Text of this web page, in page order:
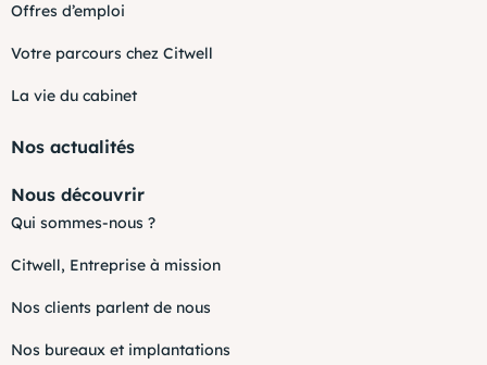
Offres d’emploi
Votre parcours chez Citwell
La vie du cabinet
Nos actualités
Nous découvrir
Qui sommes-nous ?
Citwell, Entreprise à mission
Nos clients parlent de nous
Nos bureaux et implantations